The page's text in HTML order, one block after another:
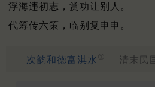
浮海违初志，赏功让别人。
代筹传六策，临别复申申。
次韵和德富淇水 ① 清末民